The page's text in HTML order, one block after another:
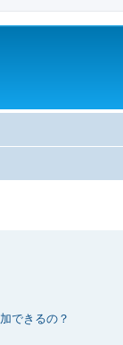
できるの？